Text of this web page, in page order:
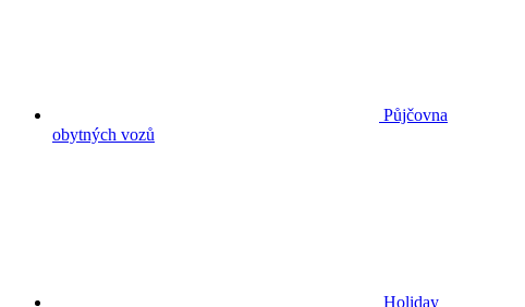
Půjčovna
obytných vozů
Holiday